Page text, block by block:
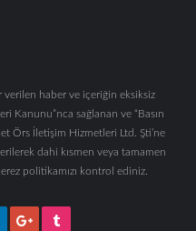
haber ve içeriğin eksiksiz
Kanunu”nca sağlanan ve “Basın
Örs İletişim Hizmetleri Ltd. Şti’ne
dahi kısmen veya tamamen
politikamızı kontrol ediniz.